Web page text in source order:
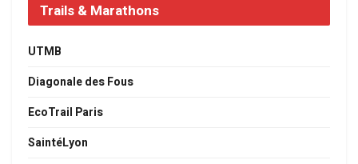
Trails & Marathons
UTMB
Diagonale des Fous
EcoTrail Paris
SaintéLyon